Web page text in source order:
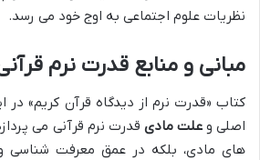
نظریات علوم اجتماعی به اوج خود می رسد.
مبانی و منابع قدرت نرم
کتاب «قدرت نرم از دیدگاه قرآن کریم»
اصلی وعلت مادی قدرت نرم قرآنی می
های مادی، بلکه در عمق معرفت شناسی